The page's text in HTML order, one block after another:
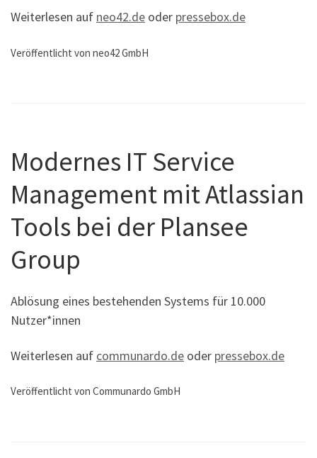
Weiterlesen auf neo42.de oder pressebox.de
Veröffentlicht von neo42 GmbH
Modernes IT Service
Management mit Atlassian
Tools bei der Plansee
Group
Ablösung eines bestehenden Systems für 10.000
Nutzer*innen
Weiterlesen auf communardo.de oder pressebox.de
Veröffentlicht von Communardo GmbH